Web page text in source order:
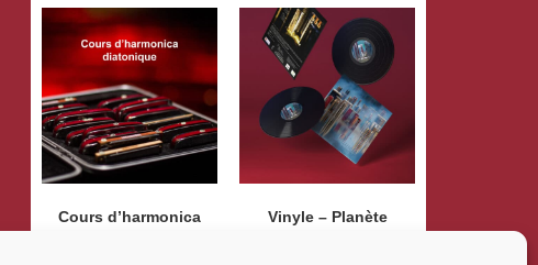
Cours d’harmonica
Vinyle – Planète